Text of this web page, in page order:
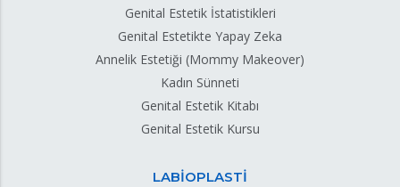
Genital Estetik İstatistikleri
Genital Estetikte Yapay Zeka
Annelik Estetiği (Mommy Makeover)
Kadın Sünneti
Genital Estetik Kitabı
Genital Estetik Kursu
LABİOPLASTİ